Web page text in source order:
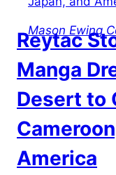
Mason Ewing
Reytac
Manga
Desert to
America